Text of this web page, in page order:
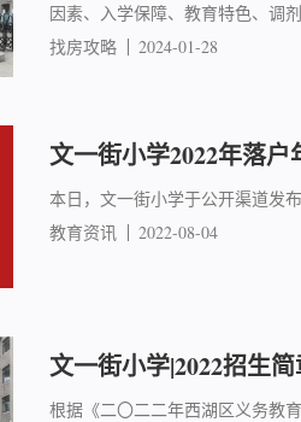
因素、入学保障、教育特色、调
找房攻略
2024-01-28
文一街小学2022年落
本日，文一街小学于公开渠道发
教育资讯
2022-08-04
文一街小学|2022招生
根据《二〇二二年西湖区义务教